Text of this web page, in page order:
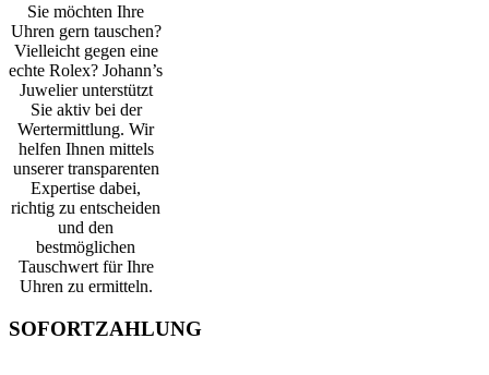
Sie möchten Ihre
Uhren gern tauschen?
Vielleicht gegen eine
echte Rolex? Johann’s
Juwelier unterstützt
Sie aktiv bei der
Wertermittlung. Wir
helfen Ihnen mittels
unserer transparenten
Expertise dabei,
richtig zu entscheiden
und den
bestmöglichen
Tauschwert für Ihre
Uhren zu ermitteln.
SOFORTZAHLUNG